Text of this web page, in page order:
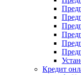
Кредит